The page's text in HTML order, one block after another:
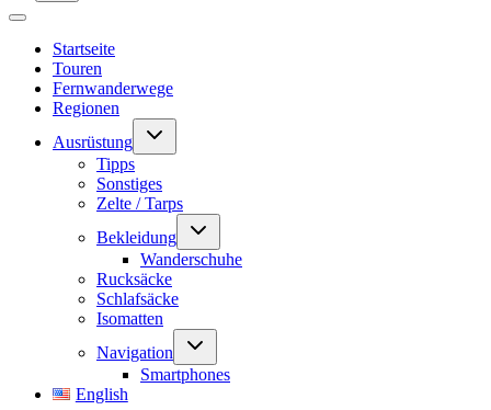
Startseite
Touren
Fernwanderwege
Regionen
Ausrüstung
Untermenü
Tipps
Sonstiges
Zelte / Tarps
Bekleidung
Untermenü
Wanderschuhe
Rucksäcke
Schlafsäcke
Isomatten
Navigation
Untermenü
Smartphones
English